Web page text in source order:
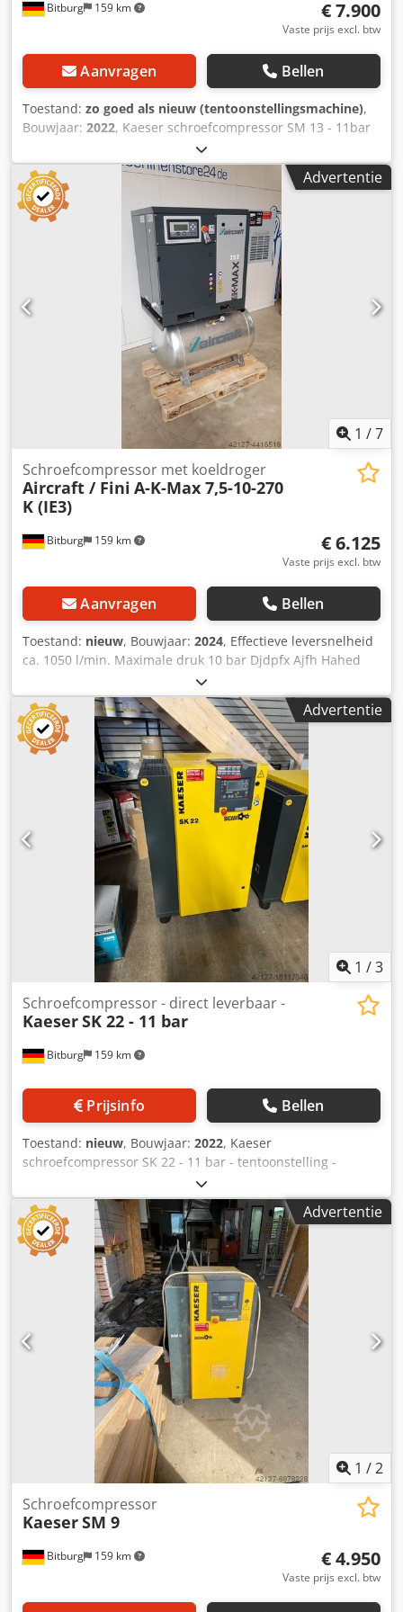
Bitburg 159 km € 7.900
Vaste prijs excl. btw
Aanvragen Bellen
Toestand: zo goed als nieuw (tentoonstellingsmachine),
Bouwjaar: 2022, Kaeser schroefcompressor SM 13 - 11bar
tentoonstellingsstuk voor een speciale prijs Volumestroom
bij 11,0 bar (g) 1,07 m³/min Elektrisch stroomverbruik van
het gehele systeem bij 11,0 bar(g) 9,63 kW Specifiek
vermogen 9,00 kW/(m³/min) Maximale overdruk 11,0 bar
Rendement aandrijfmotor bij volledige belasting 91,7%
Aandrijfmotor-efficiëntieklasse IE4 Nominaal vermogen
aandrijfmotor 7,5 kW Toerental aandrijfmotor 2955 1/min
Beschermingsklasse aandrijfmotor IP 55 Elektrische
voeding 400 V / 3 Ph / 50 Hz Dcsdpfx Ajvk R A Sed Njk
Persluchtuitlaattemperatuur boven
omgevingstemperatuur (bij +20°C, 30% relatieve
vochtigheid) 8 K Geluidsdrukniveau 65 dB(A
Persluchtaansluiting G 3/4 Locatie: Afkomstig uit magazijn
54634 Bitburg -per direct beschikbaar-
Advertentie
1 /7
Bitburg 159 km
Schroefcompressor met koeldroger
Aircraft / Fini A-K-Max 7,5-10-270
K (IE3)
€ 6.125
Vaste prijs excl. btw
Aanvragen Bellen
Toestand: nieuw, Bouwjaar: 2024, Effectieve leversnelheid
ca. 1050 l/min. Maximale druk 10 bar Djdpfx Ajfh Hahed
Neck Tankinhoud 270 l Luchtuitlaat ½ " UNIT 1 Afmetingen
en gewichten Lengte ca. 1200 mm breedte/diepte ca. 650
mm Hoogte ca. 1540 mm Gewicht ca. 295 kg Elektrische
gegevens Ingangsvermogen elektromotor 7,5 kW
Voedingsspanning 400 V Fase(s) 3 fase(n) Huidig type AC
Netfrequentie 50 Hz Geluidsemissie Geluidsdrukniveau Lp
62 dB(A) Toelichting Geluidsdrukniveau Geluidsdrukniveau
op 1 m afstand volgens DIN 45635 T 13 Motor(en)
Motortype Elektrisch Locatie: Van magazijn 54634 Bitburg -
onmiddellijk beschikbaar-
Advertentie
1 /3
Bitburg 159 km
Schroefcompressor - direct leverbaar -
KaeserSK 22 - 11 bar
Prijsinfo Bellen
Toestand: nieuw, Bouwjaar: 2022, Kaeser
schroefcompressor SK 22 - 11 bar - tentoonstelling -
Volumestroom bij 11,0 bar (g) 1,67 m³/min Elektrisch
stroomverbruik van het gehele systeem bij 11,0 bar (g) 13,7
kW Max. overdruk 11,00 bar Rendement aandrijfmotor bij
volledige belasting 91,2% Aandrijfmotor-efficiëntieklasse
IE3 Nominaal vermogen aandrijfmotor 11,0 kW Toerental
aandrijfmotor 2960 1/min Beschermingsklasse
aandrijfmotor IP 55 Dcodpfsvk R Dcjx Ad Njk Elektrische
voeding 400V / 3 / 50Hz Persluchtuitlaattemp. boven
omgevingstemperatuur (bij +20°C, 30% relatieve
vochtigheid) 6 K Geluidsdrukniveau 66 dB(A) Max.
bruikbare hoeveelheid warme lucht 2500 m³/h
Persluchtaansluiting G 1 Capaciteit koelolie 7,0 l
Koeloliecompressor SIGMA FLUID MOL Afmetingen (B x D x
H) 750 mm x 895 mm x 1260 mm Massa 312 kg Locatie: af
magazijn 54634 Bitburg -per direct beschikbaar-
Advertentie
1 /2
Bitburg 159 km
Schroefcompressor
KaeserSM 9
€ 4.950
Vaste prijs excl. btw